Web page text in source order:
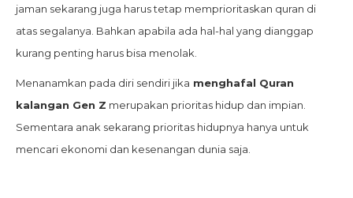
jaman sekarang juga harus tetap memprioritaskan quran di
atas segalanya. Bahkan apabila ada hal-hal yang dianggap
kurang penting harus bisa menolak.
Menanamkan pada diri sendiri jika menghafal Quran
kalangan Gen Z merupakan prioritas hidup dan impian.
Sementara anak sekarang prioritas hidupnya hanya untuk
mencari ekonomi dan kesenangan dunia saja.